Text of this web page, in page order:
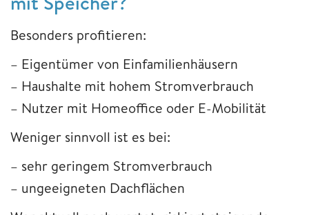
Besonders profitieren:
– Eigentümer von Einfamilienhäusern
– Haushalte mit hohem Stromverbrauch
– Nutzer mit Homeoffice oder E-Mobilität
Weniger sinnvoll ist es bei:
– sehr geringem Stromverbrauch
– ungeeigneten Dachflächen